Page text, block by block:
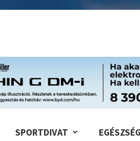
SPORTDIVAT EGÉSZSÉG